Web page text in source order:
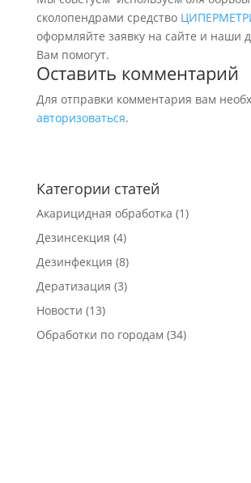
сколопендрами средство
оформляйте заявку на сайте и наши
Вам помогут.
Оставить комментарий
Для отправки комментария вам
авторизоваться.
Категории статей
Акарицидная обработка (1)
Дезинсекция (4)
Дезинфекция (8)
Дератизация (3)
Новости (13)
Обработки по городам (34)